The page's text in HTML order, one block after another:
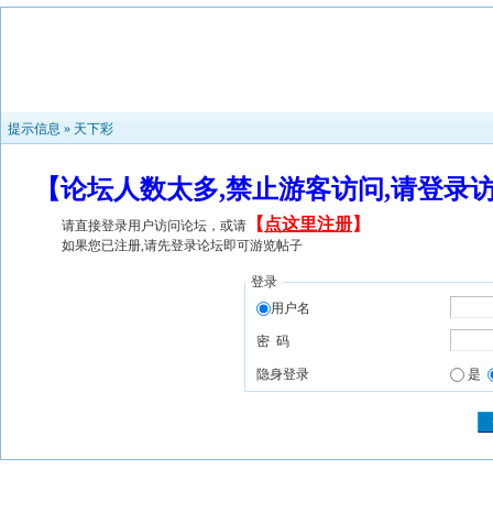
提示信息 » 天下彩
【论坛人数太多,禁止游客访问,请登
请直接登录用户访问论坛，或请 【 点这里注册】
如果您已注册,请先登录论坛即可游览帖子
登录
用户名
密 码
隐身登录 是